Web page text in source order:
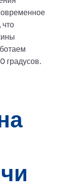
что
градусов.